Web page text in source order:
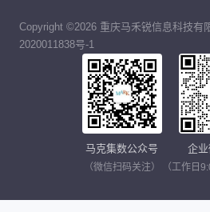
Copyright ©2026 重庆马禾锐信息科技有
2020011838号-1
马克集数公众号
（微信扫码关注）
企
（工作日